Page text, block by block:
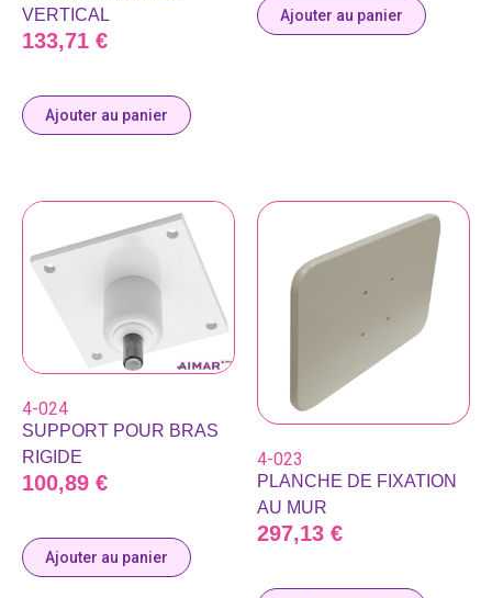
VERTICAL
133,71 €
Ajouter au panier
Ajouter au panier
4-024
SUPPORT POUR BRAS
RIGIDE
100,89 €
Ajouter au panier
4-023
PLANCHE DE FIXATION
AU MUR
297,13 €